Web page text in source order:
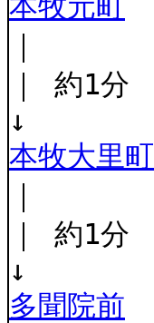
｜ 約1分
↓
本牧大里町
｜ 約1分
↓
多聞院前